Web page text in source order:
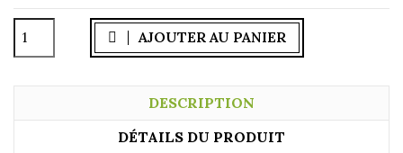
AJOUTER AU PANIER
DESCRIPTION
DÉTAILS DU PRODUIT